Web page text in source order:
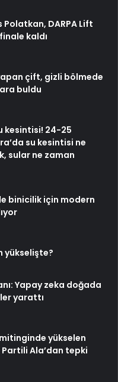
Polatkan, DARPA Lift
kaldı
çift, gizli bölmede
buldu
kesintisi! 24-25
su kesintisi ne
sular ne zaman
binicilik için modern
yükselişte?
Yapay zeka doğada
yarattı
yükselen
Ala’dan tepki